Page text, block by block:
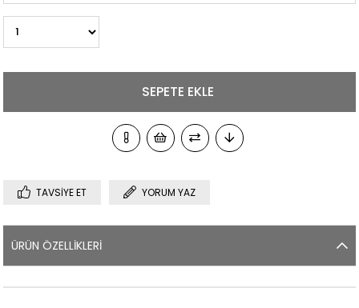
TAVSIYE ET YORUM YAZ
ÜRÜN ÖZELLIKLERI